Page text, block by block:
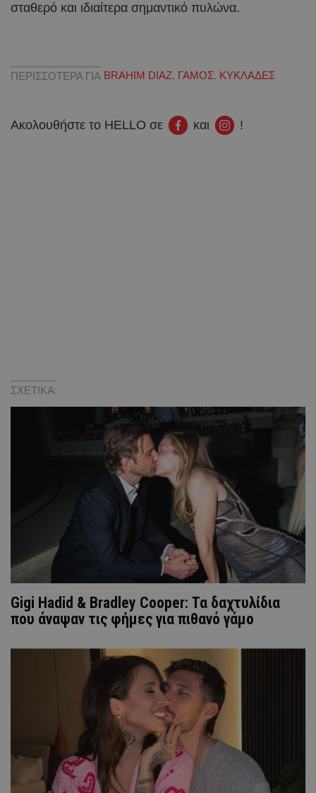
σταθερό και ιδιαίτερα σημαντικό πυλώνα.
ΠΕΡΙΣΣΟΤΕΡΑ ΓΙΑ BRAHIM DIAZ, ΓΑΜΟΣ, ΚΥΚΛΑΔΕΣ
Ακολουθήστε το HELLO σε και !
ΣΧΕΤΙΚΑ:
Gigi Hadid & Bradley Cooper: Τα δαχτυλίδια
που άναψαν τις φήμες για πιθανό γάμο